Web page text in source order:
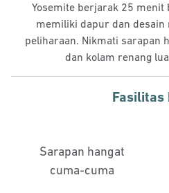
Yosemite berjarak 25 menit
memiliki dapur dan desain
peliharaan. Nikmati sarapan
dan kolam renang
Fasilitas
Sarapan hangat
cuma-cuma